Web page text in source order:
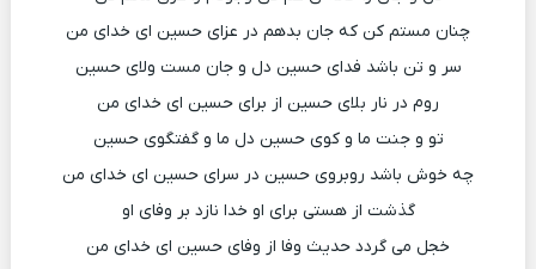
چنان مستم کن که جان بدهم در عزای حسین ای خدای من
سر و تن باشد فدای حسین دل و جان مست ولای حسین
روم در نار بلای حسین از برای حسین ای خدای من
تو و جنت ما و کوی حسین دل ما و گفتگوی حسین
چه خوش باشد روبروی حسین در سرای حسین ای خدای من
گذشت از هستی برای او خدا نازد بر وفای او
خجل می گردد حدیث وفا از وفای حسین ای خدای من